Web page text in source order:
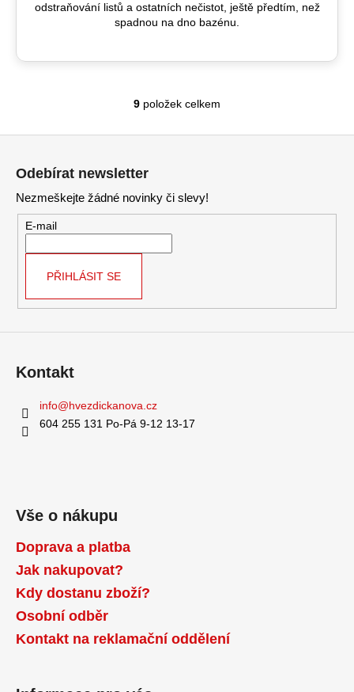
odstraňování listů a ostatních nečistot, ještě předtím, než
spadnou na dno bazénu.
O
a
c
v
u
9 položek celkem
Odebírat newsletter
Nezmeškejte žádné novinky či slevy!
E-mail
PŘIHLÁSIT SE
Kontakt
info@hvezdickanova.cz
604 255 131 Po-Pá 9-12 13-17
Vše o nákupu
Doprava a platba
Jak nakupovat?
Kdy dostanu zboží?
Osobní odběr
Kontakt na reklamační oddělení